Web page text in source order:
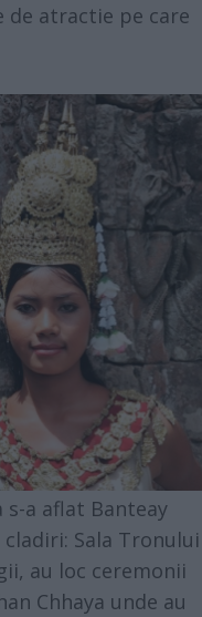
de atractie pe care
a aflat Banteay
Sala Tronului
au loc ceremonii
Chhaya unde au